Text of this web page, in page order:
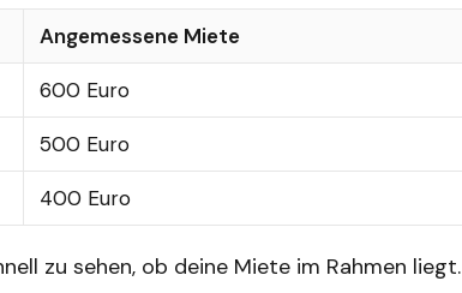
Angemessene Miete
600 Euro
500 Euro
400 Euro
zu sehen, ob deine Miete im Rahmen liegt.